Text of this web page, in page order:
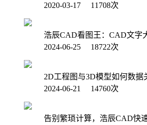
2020-03-17 11708次
浩辰CAD看图王：CAD文字
2024-06-25 18722次
2D工程图与3D模型如何数据
2024-06-21 14760次
告别繁琐计算，浩辰CAD快